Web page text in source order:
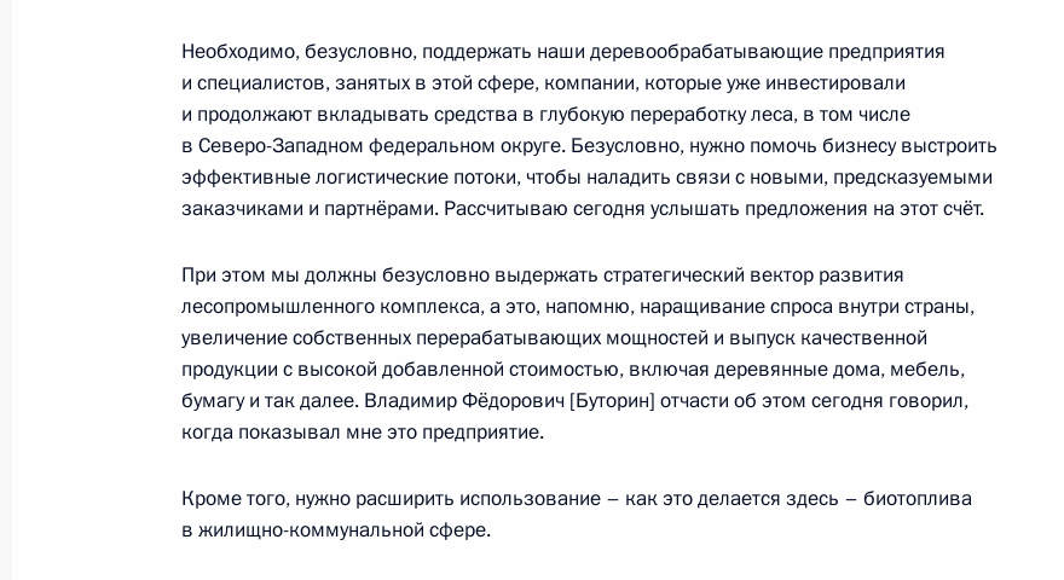
Совещание с членами Правительства
1 февраля 2017 года, 17:50
Виталий Мутко назначен Заместителем Председателя
Правительства
19 октября 2016 года, 18:35
22 апреля 2016 года, 16:30
Необходимо, безусловно, поддержать наши деревообрабатывающие предприятия
и специалистов, занятых в этой сфере, компании, которые уже инвестировали
и продолжают вкладывать средства в глубокую переработку леса, в том числе
в Северо-Западном федеральном округе. Безусловно, нужно помочь бизнесу выстроить
эффективные логистические потоки, чтобы наладить связи с новыми, предсказуемыми
заказчиками и партнёрами. Рассчитываю сегодня услышать предложения на этот счёт.
При этом мы должны безусловно выдержать стратегический вектор развития
лесопромышленного комплекса, а это, напомню, наращивание спроса внутри страны,
увеличение собственных перерабатывающих мощностей и выпуск качественной
продукции с высокой добавленной стоимостью, включая деревянные дома, мебель,
бумагу и так далее. Владимир Фёдорович [Буторин] отчасти об этом сегодня говорил,
когда показывал мне это предприятие.
Кроме того, нужно расширить использование – как это делается здесь – биотоплива
в жилищно-коммунальной сфере.